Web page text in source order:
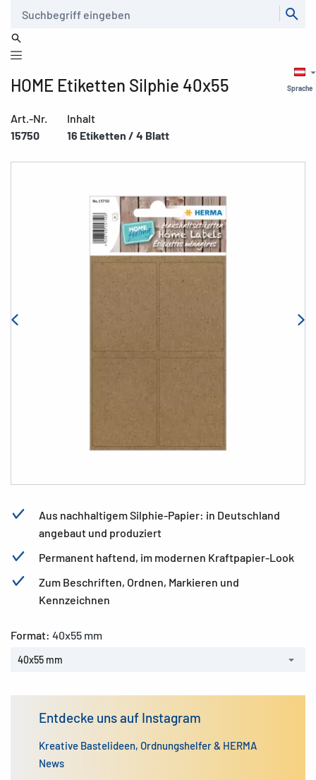
Sprache
HOME Etiketten Silphie 40x55
Art.-Nr.
15750
Inhalt
16 Etiketten / 4 Blatt
Aus nachhaltigem Silphie-Papier: in Deutschland
angebaut und produziert
Permanent haftend, im modernen Kraftpapier-Look
Zum Beschriften, Ordnen, Markieren und
Kennzeichnen
Format: 40x55 mm
40x55 mm
Entdecke uns auf Instagram
Kreative Bastelideen, Ordnungshelfer & HERMA
News